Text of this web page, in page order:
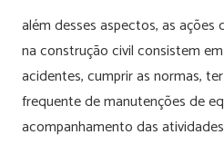
além desses aspectos, as
na construção civil consistem
acidentes, cumprir as normas,
frequente de manutenções de
acompanhamento das